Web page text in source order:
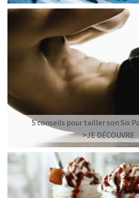
5 conseils pour tailler son Six
>JE DÉCOUVRE